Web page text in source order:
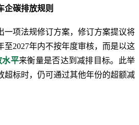
企碳排放规则
一项法规修订方案，修订方案提议将
至2027年内不按年度审核，而是以这
水平来衡量是否达到减排目标。此举
超标时，仍可通过其他年份的超额减